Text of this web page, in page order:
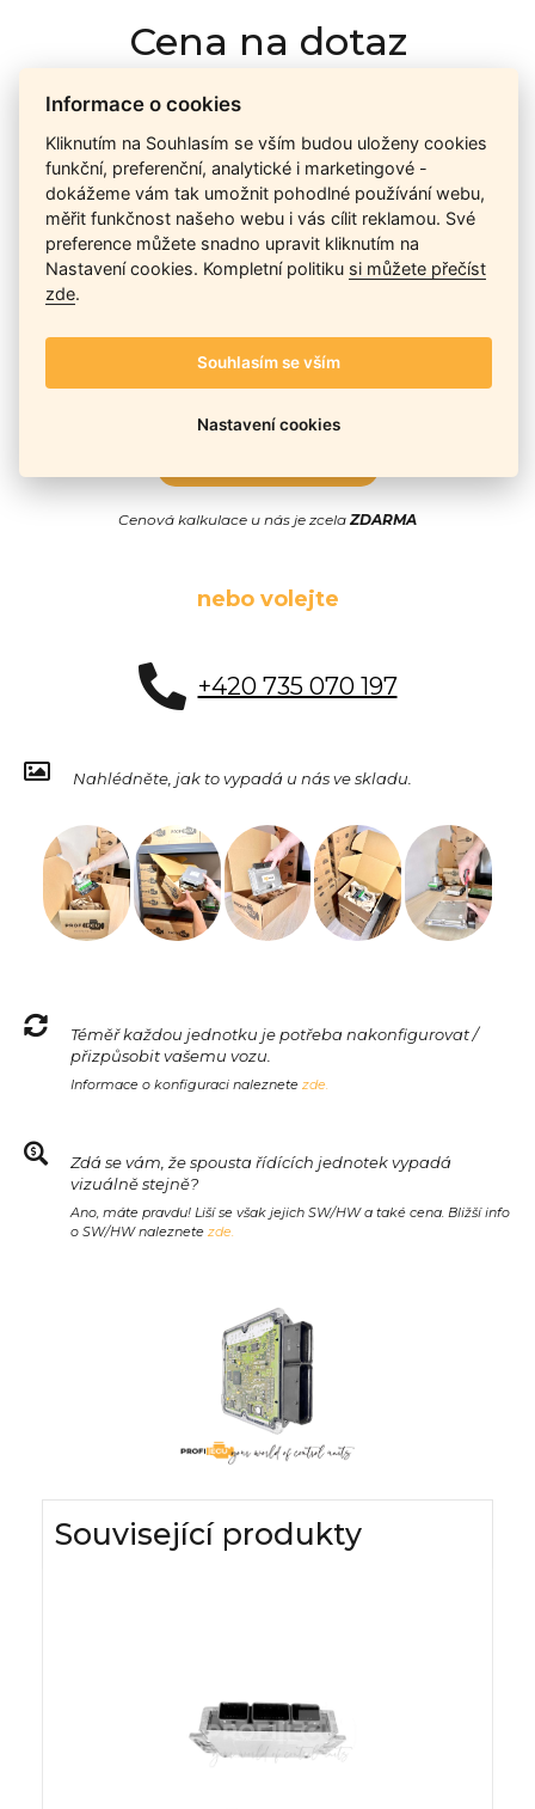
Cena na dotaz
výkonnosti a atypičnosti daného modelu. Pokusíme se
nabídnoutaktuálně nejlepší cenu , a Vy si vyberete, co je pro
Vás nejvýhodnější.
Telefon / Email
Cenová kalkulace u nás je zcelaZDARMA
nebo volejte
+420 735 070 197
Nahlédněte, jak to vypadá u nás ve skladu.
Téměř každou jednotku je potřeba nakonfigurovat /
přizpůsobit vašemu vozu.
Informace o konfiguraci naleznete zde.
Zdá se vám, že spousta řídících jednotek vypadá
vizuálně stejně?
Ano, máte pravdu! Liší se však jejich SW/HW a také cena. Bližší info
o SW/HW naleznete zde.
Související produkty
Informace o cookies
Kliknutím na Souhlasím se vším budou uloženy cookies
funkční, preferenční, analytické i marketingové -
dokážeme vám tak umožnit pohodlné používání webu,
měřit funkčnost našeho webu i vás cílit reklamou. Své
preference můžete snadno upravit kliknutím na
Nastavení cookies. Kompletní politiku si můžete přečíst
zde.
Souhlasím se vším
Nastavení cookies